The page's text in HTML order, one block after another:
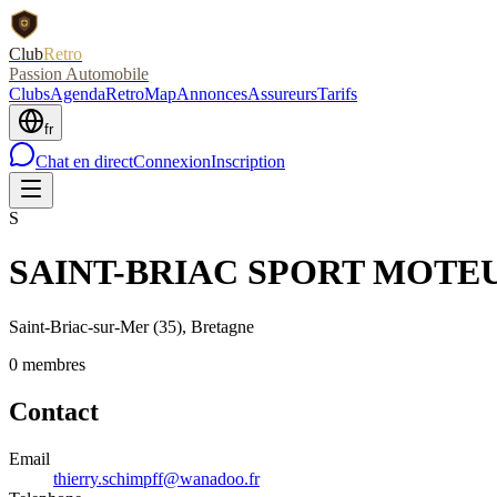
ClubRetro
Passion Automobile
ClubsAgendaRetroMapAnnoncesAssureursTarifs
fr
Chat en directConnexionInscription
S
SAINT-BRIAC SPORT
Saint-Briac-sur-Mer(35), Bretagne
0 membres
Contact
Email
thierry.schimpff@wanadoo.fr